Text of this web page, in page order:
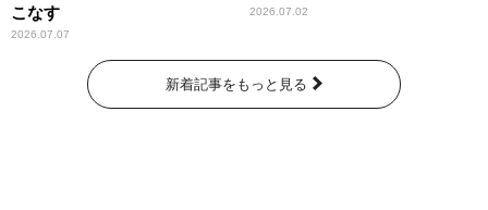
こなす
2026.07.07
2026.07.02
新着記事をもっと見る